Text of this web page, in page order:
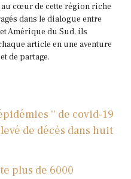
au cœur de cette région riche
dans le dialogue entre
Amérique du Sud, ils
article en une aventure
de partage.
'' de covid-19
de décès dans huit
plus de 6000